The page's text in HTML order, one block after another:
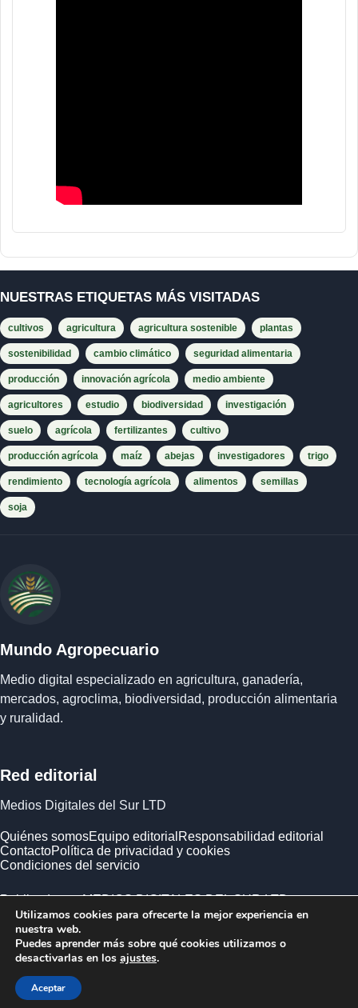
NUESTRAS ETIQUETAS MÁS VISITADAS
cultivos agricultura agricultura sostenible plantas
sostenibilidad cambio climático seguridad alimentaria
producción innovación agrícola medio ambiente
agricultores estudio biodiversidad investigación
suelo agrícola fertilizantes cultivo
producción agrícola maíz abejas investigadores trigo
rendimiento tecnología agrícola alimentos semillas
soja
Mundo Agropecuario
Medio digital especializado en agricultura, ganadería,
mercados, agroclima, biodiversidad, producción alimentaria
y ruralidad.
Red editorial
Medios Digitales del Sur LTD
Quiénes somosEquipo editorial Responsabilidad editorial
ContactoPolítica de privacidad y cookies
Condiciones del servicio
Publicado por MEDIOS DIGITALES DEL SUR LTD ·
Empresa registrada en Inglaterra y Gales.
Utilizamos cookies para ofrecerte la mejor experiencia en
nuestra web.
Puedes aprender más sobre qué cookies utilizamos o
desactivarlas en los ajustes.
Aceptar